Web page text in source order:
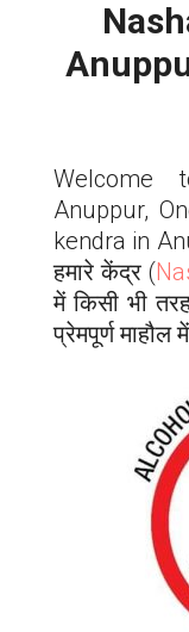
Welcome
Anuppur,
kendra in
हमारे केंद्र (
में किसी भी
प्रेमपूर्ण माहौल